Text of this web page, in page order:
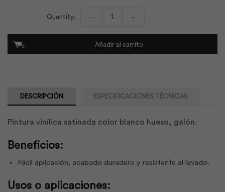
Añadir al carrito
DESCRIPCIÓN ESPECIFICACIONES TÉCNICAS
Pintura vinílica satinada color blanco hueso, galón.
Beneficios:
Fácil aplicación, acabado duradero y resistente al lavado.
Usos o aplicaciones: